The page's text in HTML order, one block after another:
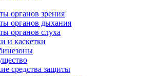
органов зрения
органов дыхания
органов слуха
и каскетки
средства защиты